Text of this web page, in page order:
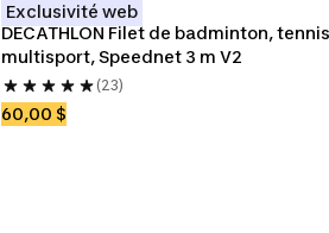
Exclusivité web
DECATHLON Filet de badminton,
multisport, Speednet 3 m V2
(23)
60,00 $